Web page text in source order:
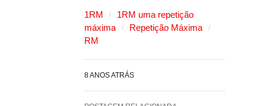
1RM
1RM uma repetição
máxima
Repetição Máxima
RM
8 ANOS ATRÁS